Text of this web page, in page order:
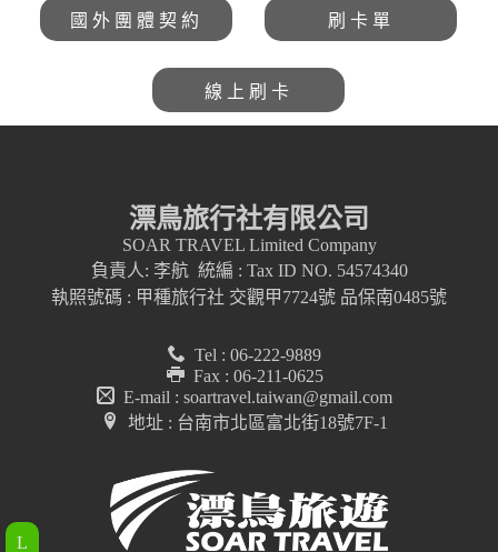
L
國外團體契約 刷卡單
線上刷卡
漂鳥旅行社有限公司
SOAR TRAVEL Limited Company
負責人: 李航 統編 : Tax ID NO. 54574340
執照號碼 : 甲種旅行社 交觀甲7724號 品保南0485號
Tel : 06-222-9889
Fax : 06-211-0625
E-mail : soartravel.taiwan@gmail.com
地址 : 台南市北區富北街18號7F-1